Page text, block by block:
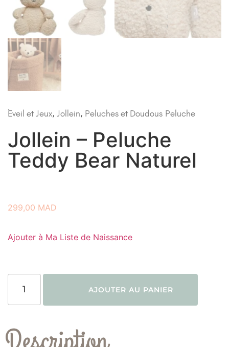
Éveil et Jeux, Jollein, Peluches et Doudous Peluche
Jollein – Peluche
Teddy Bear Naturel
299,00 MAD
Ajouter à Ma Liste de Naissance
AJOUTER AU PANIER